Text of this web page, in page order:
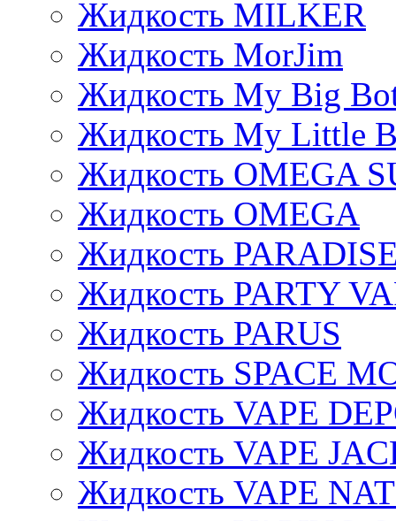
Жидкость MILKER
Жидкость MorJim
Жидкость My Big
Жидкость My Little
Жидкость OMEGA
Жидкость OMEGA
Жидкость
Жидкость PARTY
Жидкость PARUS
Жидкость SPACE
Жидкость VAPE
Жидкость VAPE
Жидкость VAPE